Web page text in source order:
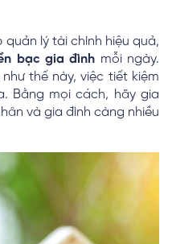
quản lý tài chính hiệu quả,
bạc gia đình mỗi ngày.
thế này, việc tiết kiệm
Bằng mọi cách, hãy gia
và gia đình càng nhiều